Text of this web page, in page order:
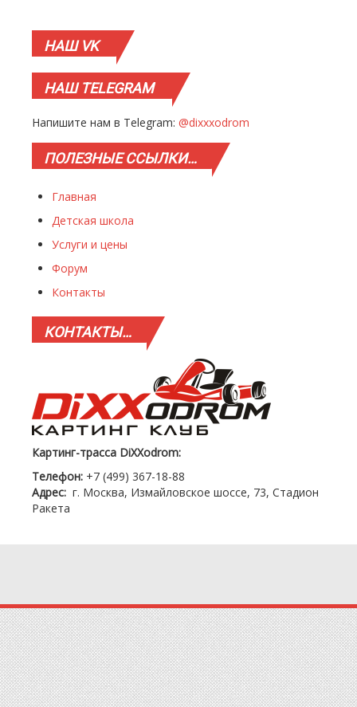
НАШVK
НАШTELEGRAM
Напишите нам в Telegram: @dixxxodrom
ПОЛЕЗНЫЕССЫЛКИ…
Главная
Детская школа
Услуги и цены
Форум
Контакты
КОНТАКТЫ…
Картинг-трасса DiXXodrom:
Телефон: +7 (499) 367-18-88
Адрес: г. Москва, Измайловское шоссе, 73, Стадион
Ракета